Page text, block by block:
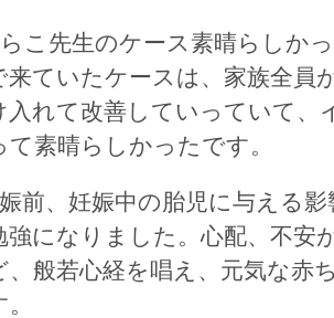
こ先生のケース素晴らしか
来ていたケースは、家族全員
入れて改善していっていて、
て素晴らしかったです。
前、妊娠中の胎児に与える
強になりました。心配、不安
、般若心経を唱え、元気な赤